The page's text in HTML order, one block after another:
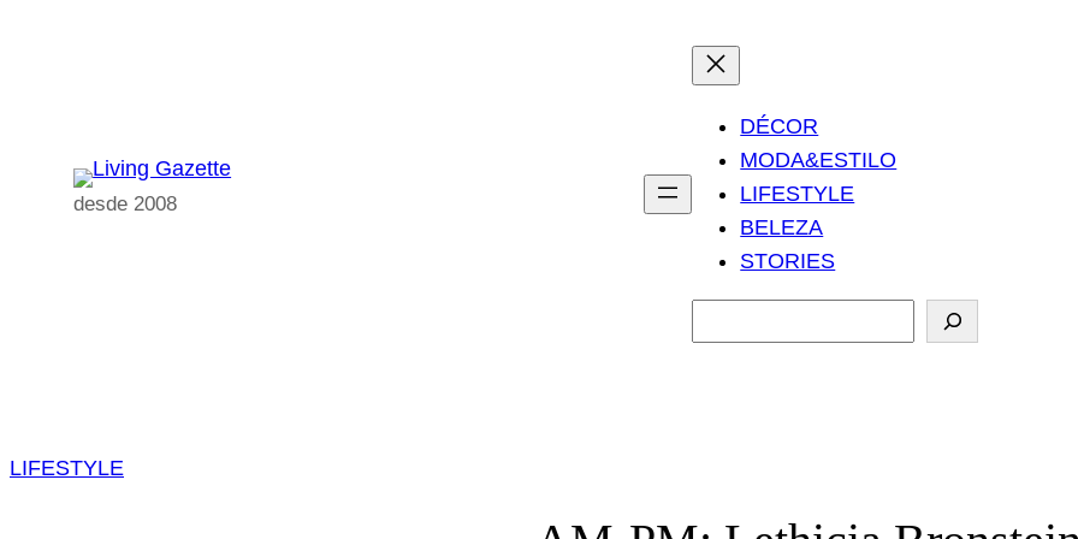
desde 2008
DÉCOR
MODA&ESTILO
LIFESTYLE
BELEZA
STORIES
e
LIFESTYLE